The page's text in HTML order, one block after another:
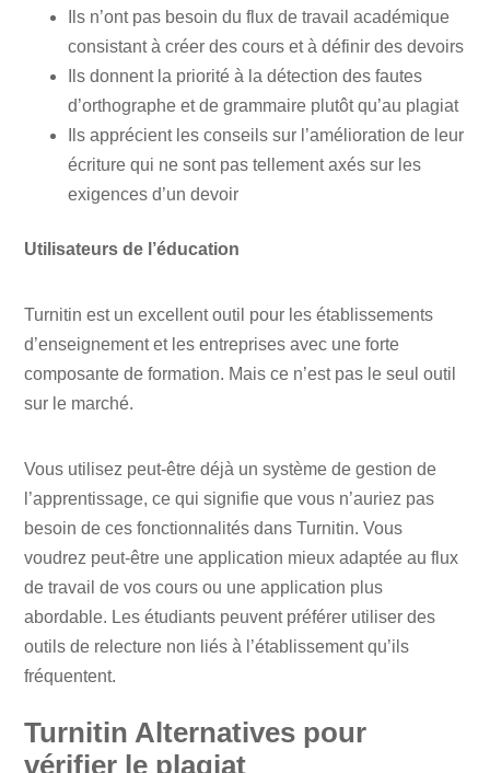
Ils n’ont pas besoin du flux de travail académique
consistant à créer des cours et à définir des devoirs
Ils donnent la priorité à la détection des fautes
d’orthographe et de grammaire plutôt qu’au plagiat
Ils apprécient les conseils sur l’amélioration de leur
écriture qui ne sont pas tellement axés sur les
exigences d’un devoir
Utilisateurs de l’éducation
Turnitin est un excellent outil pour les établissements
d’enseignement et les entreprises avec une forte
composante de formation. Mais ce n’est pas le seul outil
sur le marché.
Vous utilisez peut-être déjà un système de gestion de
l’apprentissage, ce qui signifie que vous n’auriez pas
besoin de ces fonctionnalités dans Turnitin. Vous
voudrez peut-être une application mieux adaptée au flux
de travail de vos cours ou une application plus
abordable. Les étudiants peuvent préférer utiliser des
outils de relecture non liés à l’établissement qu’ils
fréquentent.
Turnitin Alternatives pour
vérifier le plagiat